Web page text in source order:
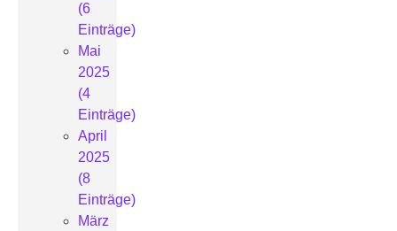
(6
Einträge)
Mai
2025
(4
Einträge)
April
2025
(8
Einträge)
März